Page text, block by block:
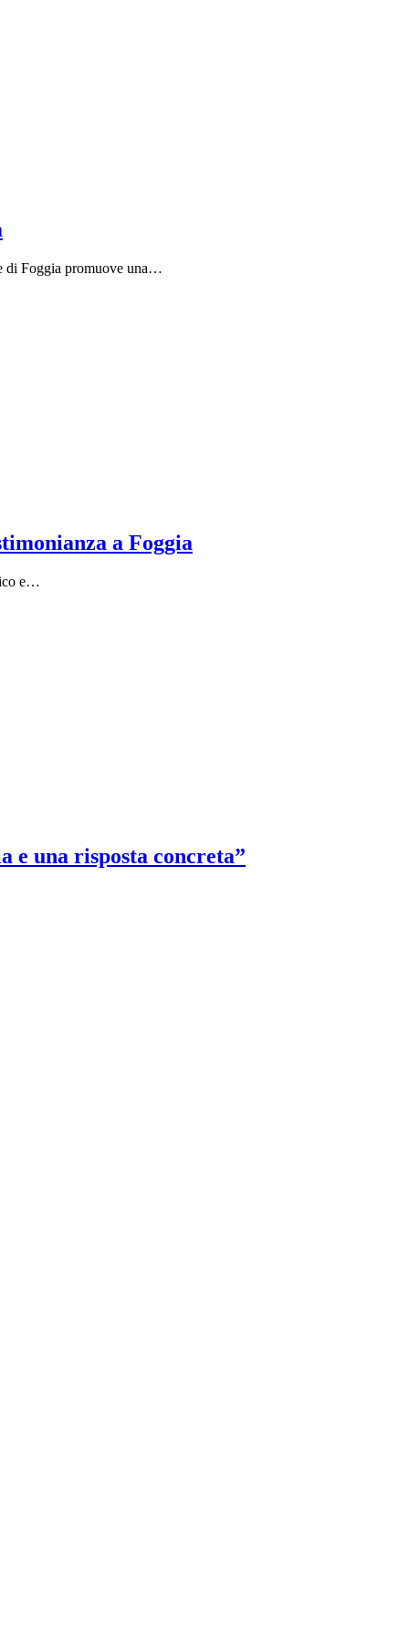
di Foggia promuove una…
a Foggia
e…
e una risposta concreta”